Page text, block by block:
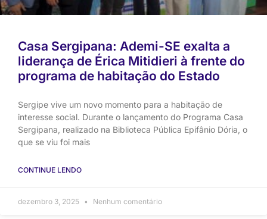
Casa Sergipana: Ademi-SE exalta a
liderança de Érica Mitidieri à frente do
programa de habitação do Estado
Sergipe vive um novo momento para a habitação de
interesse social. Durante o lançamento do Programa Casa
Sergipana, realizado na Biblioteca Pública Epifânio Dória, o
que se viu foi mais
CONTINUE LENDO
dezembro 3, 2025 Nenhum comentário